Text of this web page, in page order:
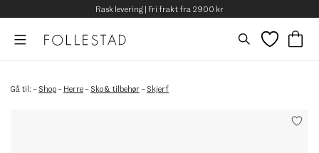
Rask levering | Fri frakt fra 2900 kr
Gå til: – Shop – Herre – Sko & tilbehør – Skjerf